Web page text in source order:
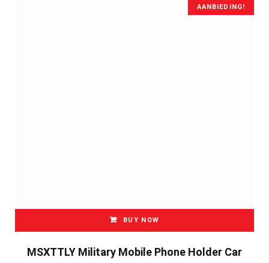
AANBIEDING!
BUY NOW
MSXTTLY Military Mobile Phone Holder Car